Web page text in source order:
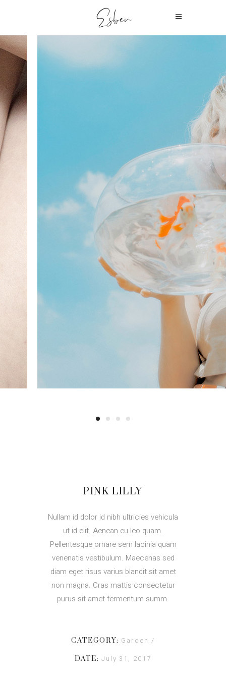
PINK LILLY
Nullam id dolor id nibh ultricies vehicula
ut id elit. Aenean eu leo quam.
Pellentesque ornare sem lacinia quam
venenatis vestibulum. Maecenas sed
diam eget risus varius blandit sit amet
non magna. Cras mattis consectetur
purus sit amet fermentum summ.
CATEGORY: Garden
DATE: July 31, 2017